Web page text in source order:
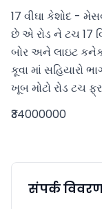
17 વીઘા કેશોદ -
છે એ રોડ ને ટચ 17
બોર અને લાઇટ
કૂવા માં સહિયારો
ખૂબ મોટો રોડ ટચ
₹34000000
संपर्क